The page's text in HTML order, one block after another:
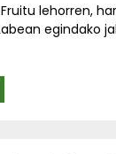
lehorren,
egindako